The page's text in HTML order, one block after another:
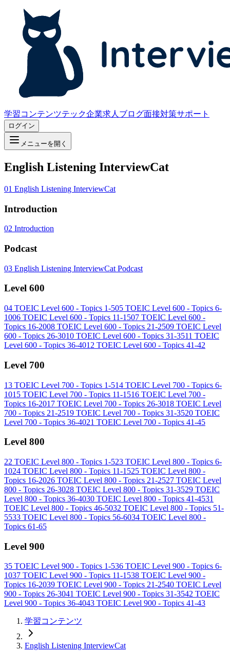
学習コンテンツテック企業求人 ブログ面接対策サポート
ログイン
メニューを開く
English Listening InterviewCat
01 English Listening InterviewCat
Introduction
02 Introduction
Podcast
03 English Listening InterviewCat Podcast
Level 600
04 TOEIC Level 600 - Topics 1-505 TOEIC Level 600 - Topics 6-
1006 TOEIC Level 600 - Topics 11-1507 TOEIC Level 600 -
Topics 16-2008 TOEIC Level 600 - Topics 21-2509 TOEIC Level
600 - Topics 26-3010 TOEIC Level 600 - Topics 31-3511 TOEIC
Level 600 - Topics 36-4012 TOEIC Level 600 - Topics 41-42
Level 700
13 TOEIC Level 700 - Topics 1-514 TOEIC Level 700 - Topics 6-
1015 TOEIC Level 700 - Topics 11-1516 TOEIC Level 700 -
Topics 16-2017 TOEIC Level 700 - Topics 26-3018 TOEIC Level
700 - Topics 21-2519 TOEIC Level 700 - Topics 31-3520 TOEIC
Level 700 - Topics 36-4021 TOEIC Level 700 - Topics 41-45
Level 800
22 TOEIC Level 800 - Topics 1-523 TOEIC Level 800 - Topics 6-
1024 TOEIC Level 800 - Topics 11-1525 TOEIC Level 800 -
Topics 16-2026 TOEIC Level 800 - Topics 21-2527 TOEIC Level
800 - Topics 26-3028 TOEIC Level 800 - Topics 31-3529 TOEIC
Level 800 - Topics 36-4030 TOEIC Level 800 - Topics 41-4531
TOEIC Level 800 - Topics 46-5032 TOEIC Level 800 - Topics 51-
5533 TOEIC Level 800 - Topics 56-6034 TOEIC Level 800 -
Topics 61-65
Level 900
35 TOEIC Level 900 - Topics 1-536 TOEIC Level 900 - Topics 6-
1037 TOEIC Level 900 - Topics 11-1538 TOEIC Level 900 -
Topics 16-2039 TOEIC Level 900 - Topics 21-2540 TOEIC Level
900 - Topics 26-3041 TOEIC Level 900 - Topics 31-3542 TOEIC
Level 900 - Topics 36-4043 TOEIC Level 900 - Topics 41-43
学習コンテンツ
English Listening InterviewCat